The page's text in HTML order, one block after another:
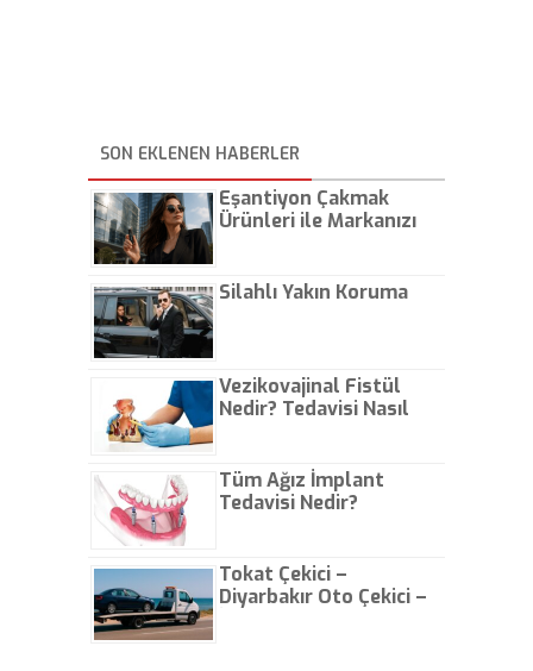
SON EKLENEN HABERLER
Eşantiyon Çakmak
Ürünleri ile Markanızı
Silahlı Yakın Koruma
Vezikovajinal Fistül
Nedir? Tedavisi Nasıl
Tüm Ağız İmplant
Tedavisi Nedir?
Tokat Çekici –
Diyarbakır Oto Çekici –